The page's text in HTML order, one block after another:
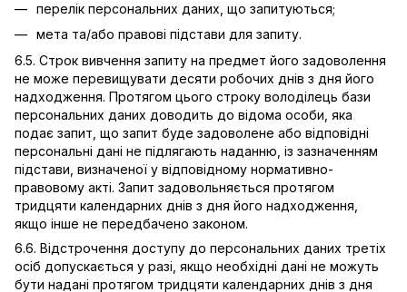
перелік персональних даних, що запитуються;
мета та/або правові підстави для запиту.
6.5. Строк вивчення запиту на предмет його задоволення
не може перевищувати десяти робочих днів з дня його
надходження. Протягом цього строку володілець бази
персональних даних доводить до відома особи, яка
подає запит, що запит буде задоволене або відповідні
персональні дані не підлягають наданню, із зазначенням
підстави, визначеної у відповідному нормативно-
правовому акті. Запит задовольняється протягом
тридцяти календарних днів з дня його надходження,
якщо інше не передбачено законом.
6.6. Відстрочення доступу до персональних даних третіх
осіб допускається у разі, якщо необхідні дані не можуть
бути надані протягом тридцяти календарних днів з дня